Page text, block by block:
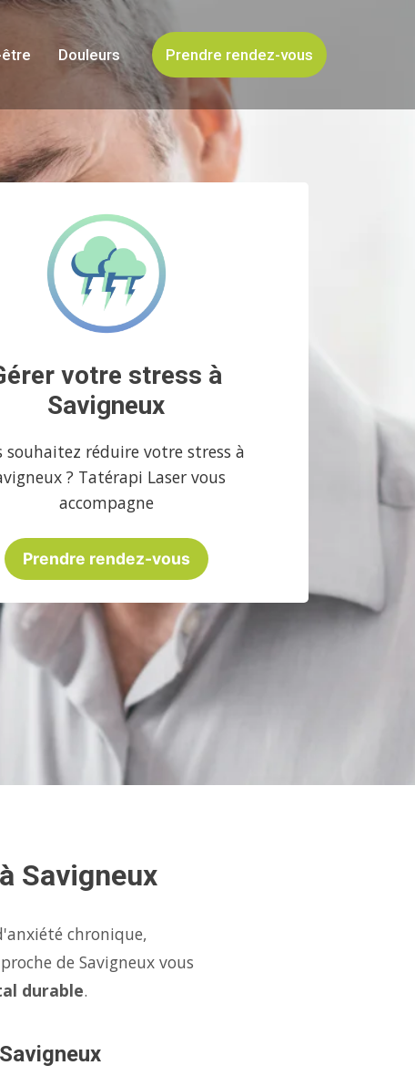
Douleurs Prendre rendez-vous
votre stress à
Savigneux
souhaitez réduire votre stress à
? Tatérapi Laser vous
accompagne
Prendre rendez-vous
Savigneux
chronique,
de Savigneux vous
durable.